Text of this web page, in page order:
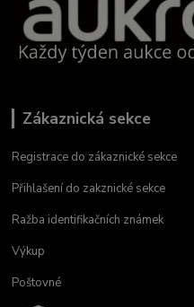
Zákaznická sekce
Registrace do zákaznické sekce
Přihlašení do zakznické sekce
Ražba identifikačních známek
Výkup
Poštovné